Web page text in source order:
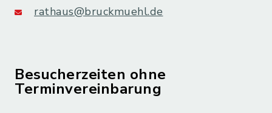
rathaus@bruckmuehl.de
Besucherzeiten ohne
Terminvereinbarung